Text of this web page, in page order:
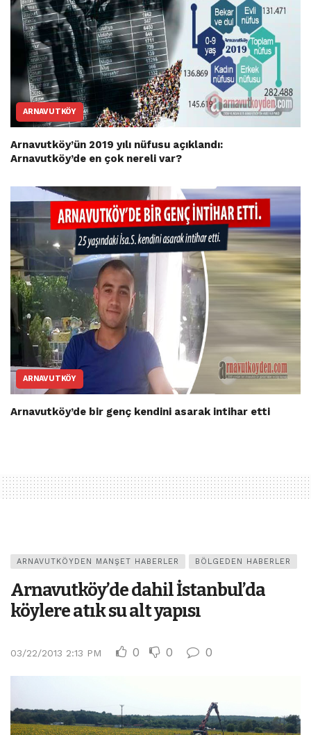
ARNAVUTKÖY
Arnavutköy’ün 2019 yılı nüfusu açıklandı:
Arnavutköy’de en çok nereli var?
ARNAVUTKÖY
Arnavutköy’de bir genç kendini asarak intihar etti
ARNAVUTKÖYDEN MANŞET HABERLER BÖLGEDEN HABERLER
Arnavutköy’de dahil İstanbul’da
köylere atık su alt yapısı
03/22/2013 2:13 PM 0 0 0